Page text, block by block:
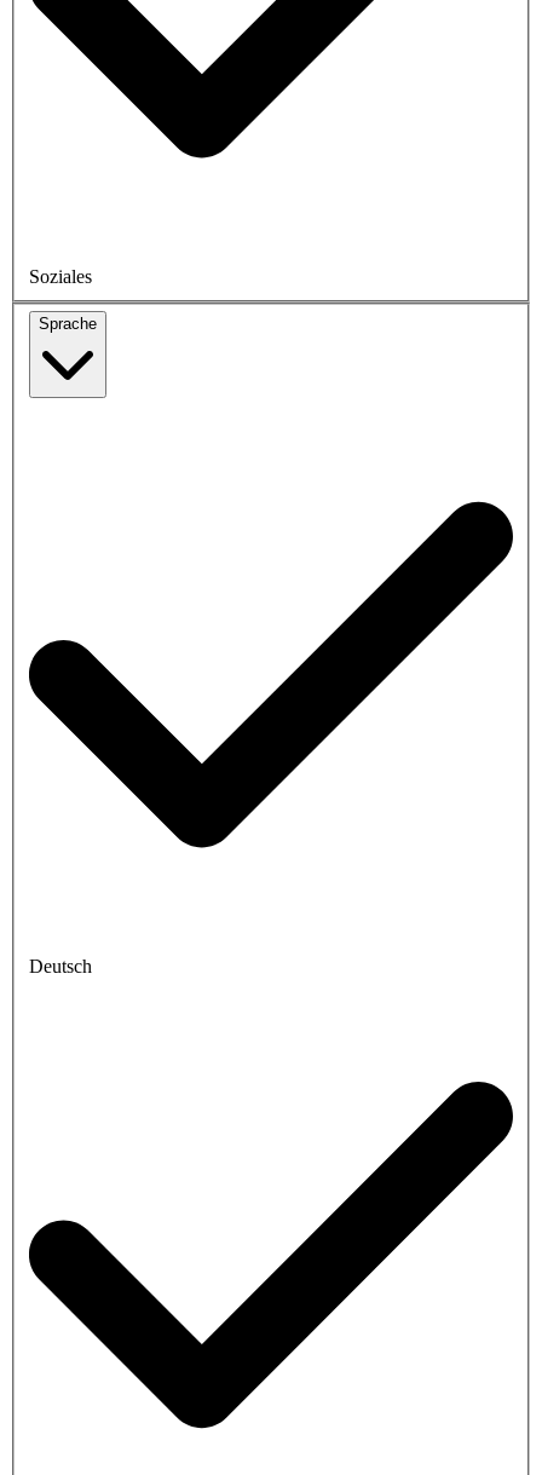
Soziales
Sprache
Deutsch